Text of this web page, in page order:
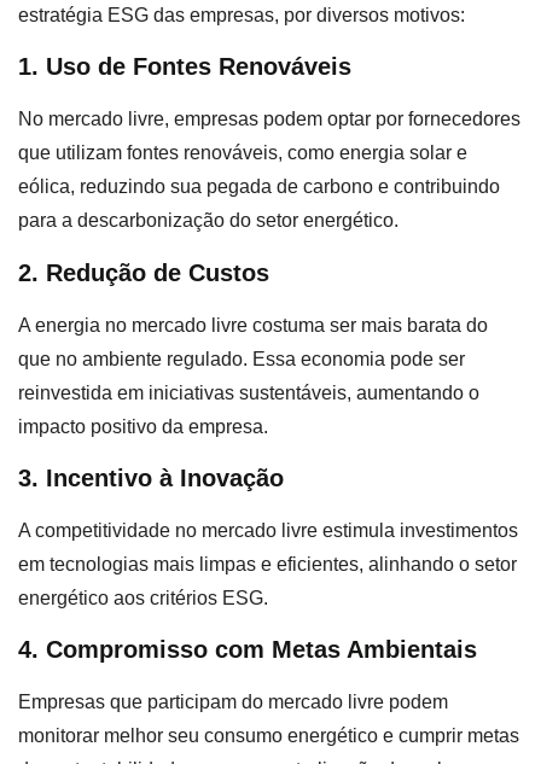
estratégia ESG das empresas, por diversos motivos:
1. Uso de Fontes Renováveis
No mercado livre, empresas podem optar por fornecedores
que utilizam fontes renováveis, como energia solar e
eólica, reduzindo sua pegada de carbono e contribuindo
para a descarbonização do setor energético.
2. Redução de Custos
A energia no mercado livre costuma ser mais barata do
que no ambiente regulado. Essa economia pode ser
reinvestida em iniciativas sustentáveis, aumentando o
impacto positivo da empresa.
3. Incentivo à Inovação
A competitividade no mercado livre estimula investimentos
em tecnologias mais limpas e eficientes, alinhando o setor
energético aos critérios ESG.
4. Compromisso com Metas Ambientais
Empresas que participam do mercado livre podem
monitorar melhor seu consumo energético e cumprir metas